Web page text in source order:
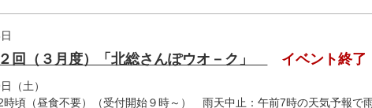
回（３月度）「北総さんぽウオ－ク」 イベント終了
（土）
時頃（昼食不要）（受付開始９時～） 雨天中止：午前7時の天気予報で